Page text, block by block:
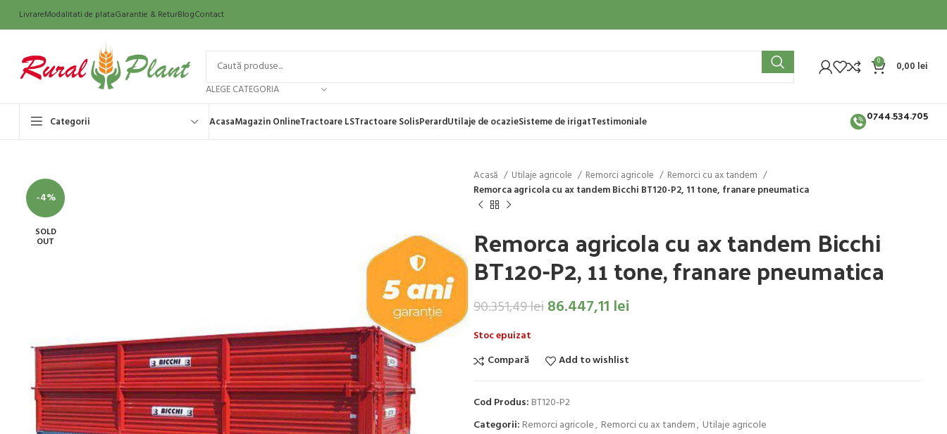
LivrareModalitati de plataGarantie & ReturBlogContact
ALEGE CATEGORIA
0 0,00 lei
Categorii AcasaMagazin OnlineTractoare LSTractoare SolisPerardUtilaje de ocazieSisteme de irigatTestimoniale 0744.534.705
-4%
SOLD
OUT
Acasă Utilaje agricole Remorci agricole
Remorci cu ax tandem
Remorca agricola cu ax tandem Bicchi BT120-P2, 11 tone, franare pneumatica
Remorca agricola cu ax tandem Bicchi
BT120-P2, 11 tone, franare pneumatica
90.351,49lei86.447,11 lei
Stoc epuizat
Compară
Add to wishlist
Cod Produs: BT120-P2
Categorii: Remorci agricole, Remorci cu ax tandem, Utilaje agricole